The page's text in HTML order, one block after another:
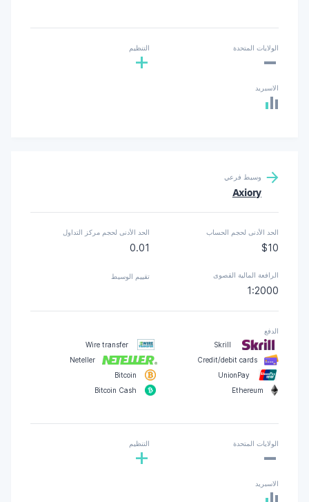
الولايات المتحدة
- التنظيم
+
الاسبريد
وسيط فرعي
Axiory
الحد الأدنى لحجم الحساب
$10
الحد الأدنى لحجم مركز التداول
0.01
الرافعة المالية القصوى
1:2000
تقييم الوسيط
الدفع
Skrill
Wire transfer
Credit/debit cards
Neteller
UnionPay
Bitcoin
Ethereum
Bitcoin Cash
الولايات المتحدة
- التنظيم
+
الاسبريد